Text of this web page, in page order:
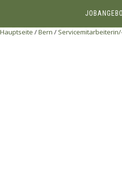
Hauptseite /Bern /